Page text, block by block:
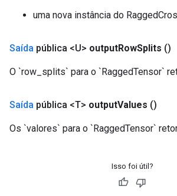
uma nova instância do
Saída pública <U> outputRowSplits ()
O `row_splits` para o `RaggedTensor`
Saída pública <T> outputValues ​​()
Os `valores` para o `RaggedTensor`
Isso foi útil?